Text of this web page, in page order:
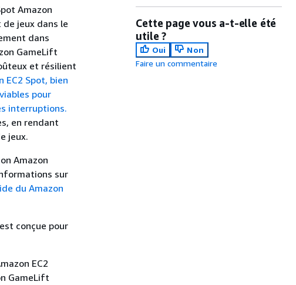
Amazon
jeux dans le
dans
GameLift
et résilient
EC2 Spot, bien
pour
interruptions.
en rendant
jeux.
Amazon
sur
du Amazon
conçue pour
EC2
GameLift
Cette page vous a-t-elle été
utile ?
Oui
Non
Faire un commentaire